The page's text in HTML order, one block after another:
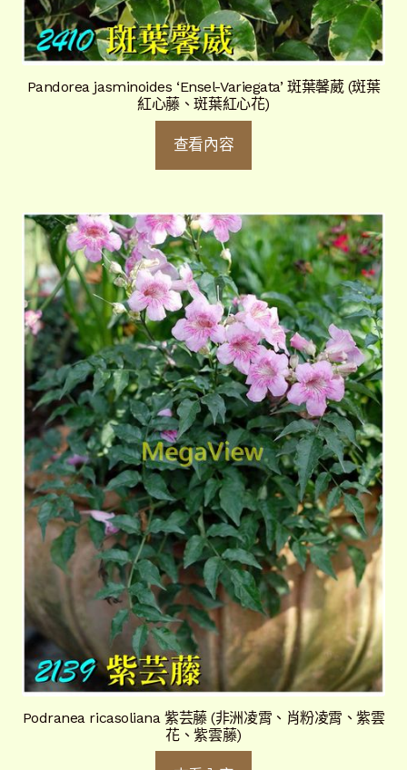
Pandorea jasminoides ‘Ensel-Variegata’ 斑葉馨葳 (斑葉
紅心藤、斑葉紅心花)
查看內容
Podranea ricasoliana 紫芸藤 (非洲凌霄、肖粉凌霄、紫雲
花、紫雲藤)